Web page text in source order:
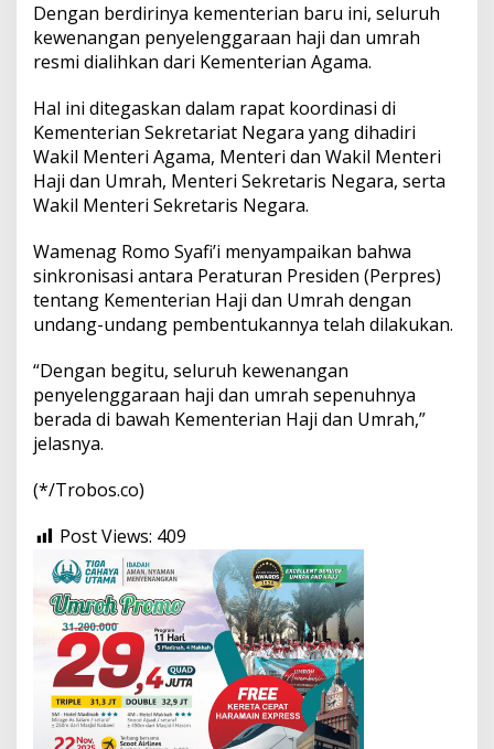
Dengan berdirinya kementerian baru ini, seluruh
kewenangan penyelenggaraan haji dan umrah
resmi dialihkan dari Kementerian Agama.
Hal ini ditegaskan dalam rapat koordinasi di
Kementerian Sekretariat Negara yang dihadiri
Wakil Menteri Agama, Menteri dan Wakil Menteri
Haji dan Umrah, Menteri Sekretaris Negara, serta
Wakil Menteri Sekretaris Negara.
Wamenag Romo Syafi’i menyampaikan bahwa
sinkronisasi antara Peraturan Presiden (Perpres)
tentang Kementerian Haji dan Umrah dengan
undang-undang pembentukannya telah dilakukan.
“Dengan begitu, seluruh kewenangan
penyelenggaraan haji dan umrah sepenuhnya
berada di bawah Kementerian Haji dan Umrah,”
jelasnya.
(*/Trobos.co)
Post Views: 409